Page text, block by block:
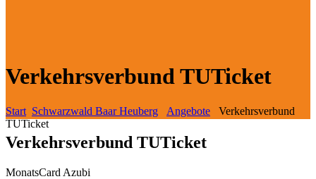
Verkehrsverbund TUTicket
Start Schwarzwald Baar Heuberg Angebote
Verkehrsverbund
TUTicket
Verkehrsverbund TUTicket
MonatsCard Azubi